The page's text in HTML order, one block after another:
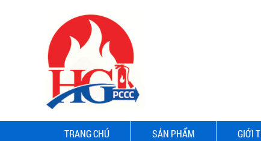
TRANG CHỦ SẢN PHẨM GIỚI